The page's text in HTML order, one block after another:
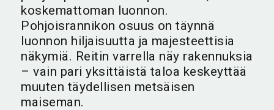
koskemattoman luonnon.
Pohjoisrannikon osuus on täynnä
luonnon hiljaisuutta ja majesteettisia
näkymiä. Reitin varrella näy rakennuksia
– vain pari yksittäistä taloa keskeyttää
muuten täydellisen metsäisen
maiseman.